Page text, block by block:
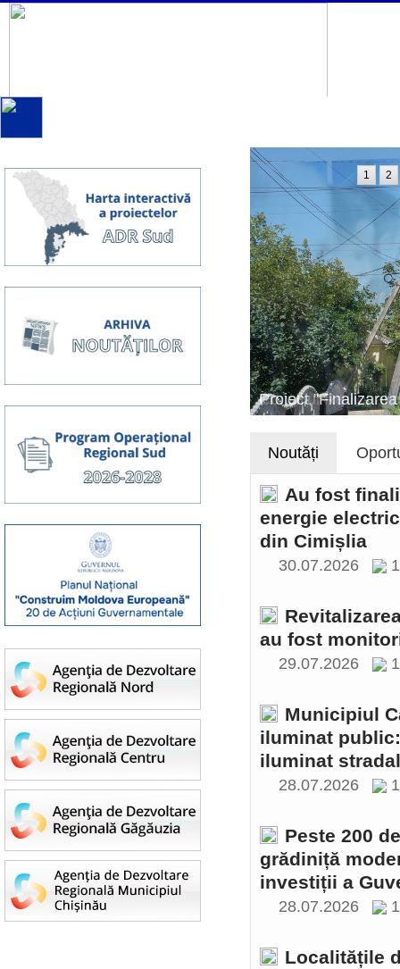
Proiect
1 2
Noutăți
Au fost
energie
din Cimișlia
30.07.2026
au fost
29.07.2026
Municipiul
iluminat
iluminat
28.07.2026
Peste 200
grădiniță
investiții a
28.07.2026
Localitățile